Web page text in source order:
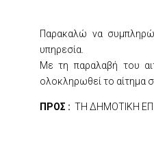
Παρακαλώ να
υπηρεσία.
Με τη παραλαβή του
ολοκληρωθεί το αίτημα
ΠΡΟΣ : ΤΗ ΔΗΜΟΤΙΚΗ